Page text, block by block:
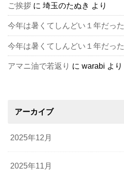
ご挨拶 に埼玉のたぬき より
今年は暑くてしんどい１年だった
今年は暑くてしんどい１年だった
アマニ油で若返り にwarabi より
アーカイブ
2025年12月
2025年11月